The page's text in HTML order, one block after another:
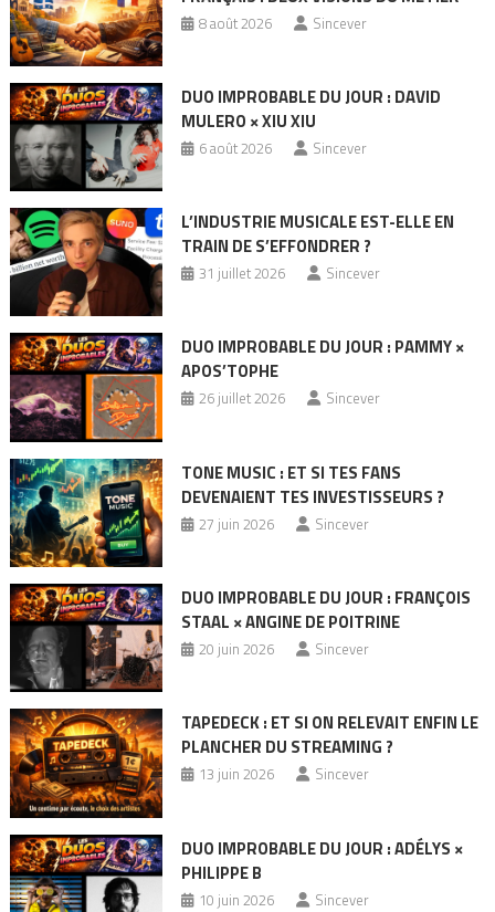
8 août 2026 Sincever
DUO IMPROBABLE DU JOUR : DAVID
MULERO × XIU XIU
6 août 2026 Sincever
L’INDUSTRIE MUSICALE EST-ELLE EN
TRAIN DE S’EFFONDRER ?
31 juillet 2026 Sincever
DUO IMPROBABLE DU JOUR : PAMMY ×
APOS’TOPHE
26 juillet 2026 Sincever
TONE MUSIC : ET SI TES FANS
DEVENAIENT TES INVESTISSEURS ?
27 juin 2026 Sincever
DUO IMPROBABLE DU JOUR : FRANÇOIS
STAAL × ANGINE DE POITRINE
20 juin 2026 Sincever
TAPEDECK : ET SI ON RELEVAIT ENFIN LE
PLANCHER DU STREAMING ?
13 juin 2026 Sincever
DUO IMPROBABLE DU JOUR : ADÉLYS ×
PHILIPPE B
10 juin 2026 Sincever